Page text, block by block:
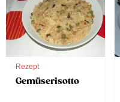
Rezept
Gemüserisotto